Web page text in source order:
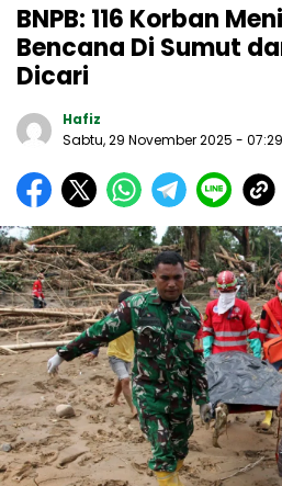
BNPB: 116 Korban
Bencana Di Sumut
Dicari
Hafiz
Sabtu, 29 November 2025 -